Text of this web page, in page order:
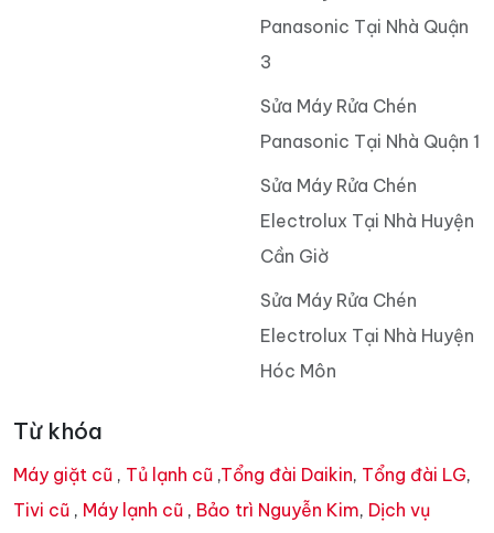
Panasonic Tại Nhà Quận
3
Sửa Máy Rửa Chén
Panasonic Tại Nhà Quận 1
Sửa Máy Rửa Chén
Electrolux Tại Nhà Huyện
Cần Giờ
Sửa Máy Rửa Chén
Electrolux Tại Nhà Huyện
Hóc Môn
Từ khóa
Máy giặt cũ , Tủ lạnh cũ ,Tổng đài Daikin, Tổng đài LG,
Tivi cũ , Máy lạnh cũ , Bảo trì Nguyễn Kim, Dịch vụ